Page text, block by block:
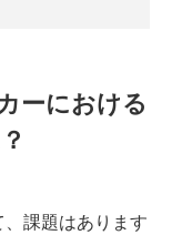
ーにおける
課題はあります